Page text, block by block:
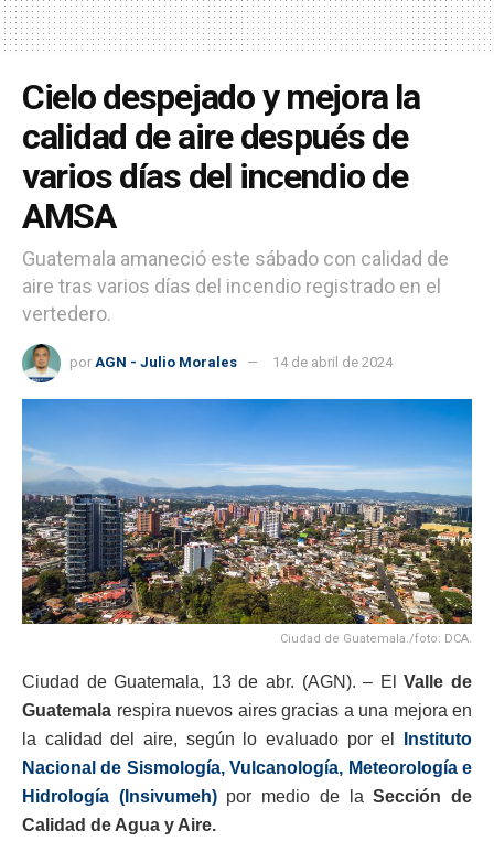
Cielo despejado y mejora la
calidad de aire después de
varios días del incendio de
AMSA
Guatemala amaneció este sábado con calidad de
aire tras varios días del incendio registrado en el
vertedero.
por AGN - Julio Morales 14 de abril de 2024
Ciudad de Guatemala./foto: DCA.
Ciudad de Guatemala, 13 de abr. (AGN). – El
Valle de
Guatemala respira nuevos aires gracias a una mejora en
la calidad del aire, según lo evaluado por el
Instituto
Nacional de Sismología, Vulcanología, Meteorología e
Hidrología (Insivumeh) por medio de laSección de
Calidad de Agua y Aire.